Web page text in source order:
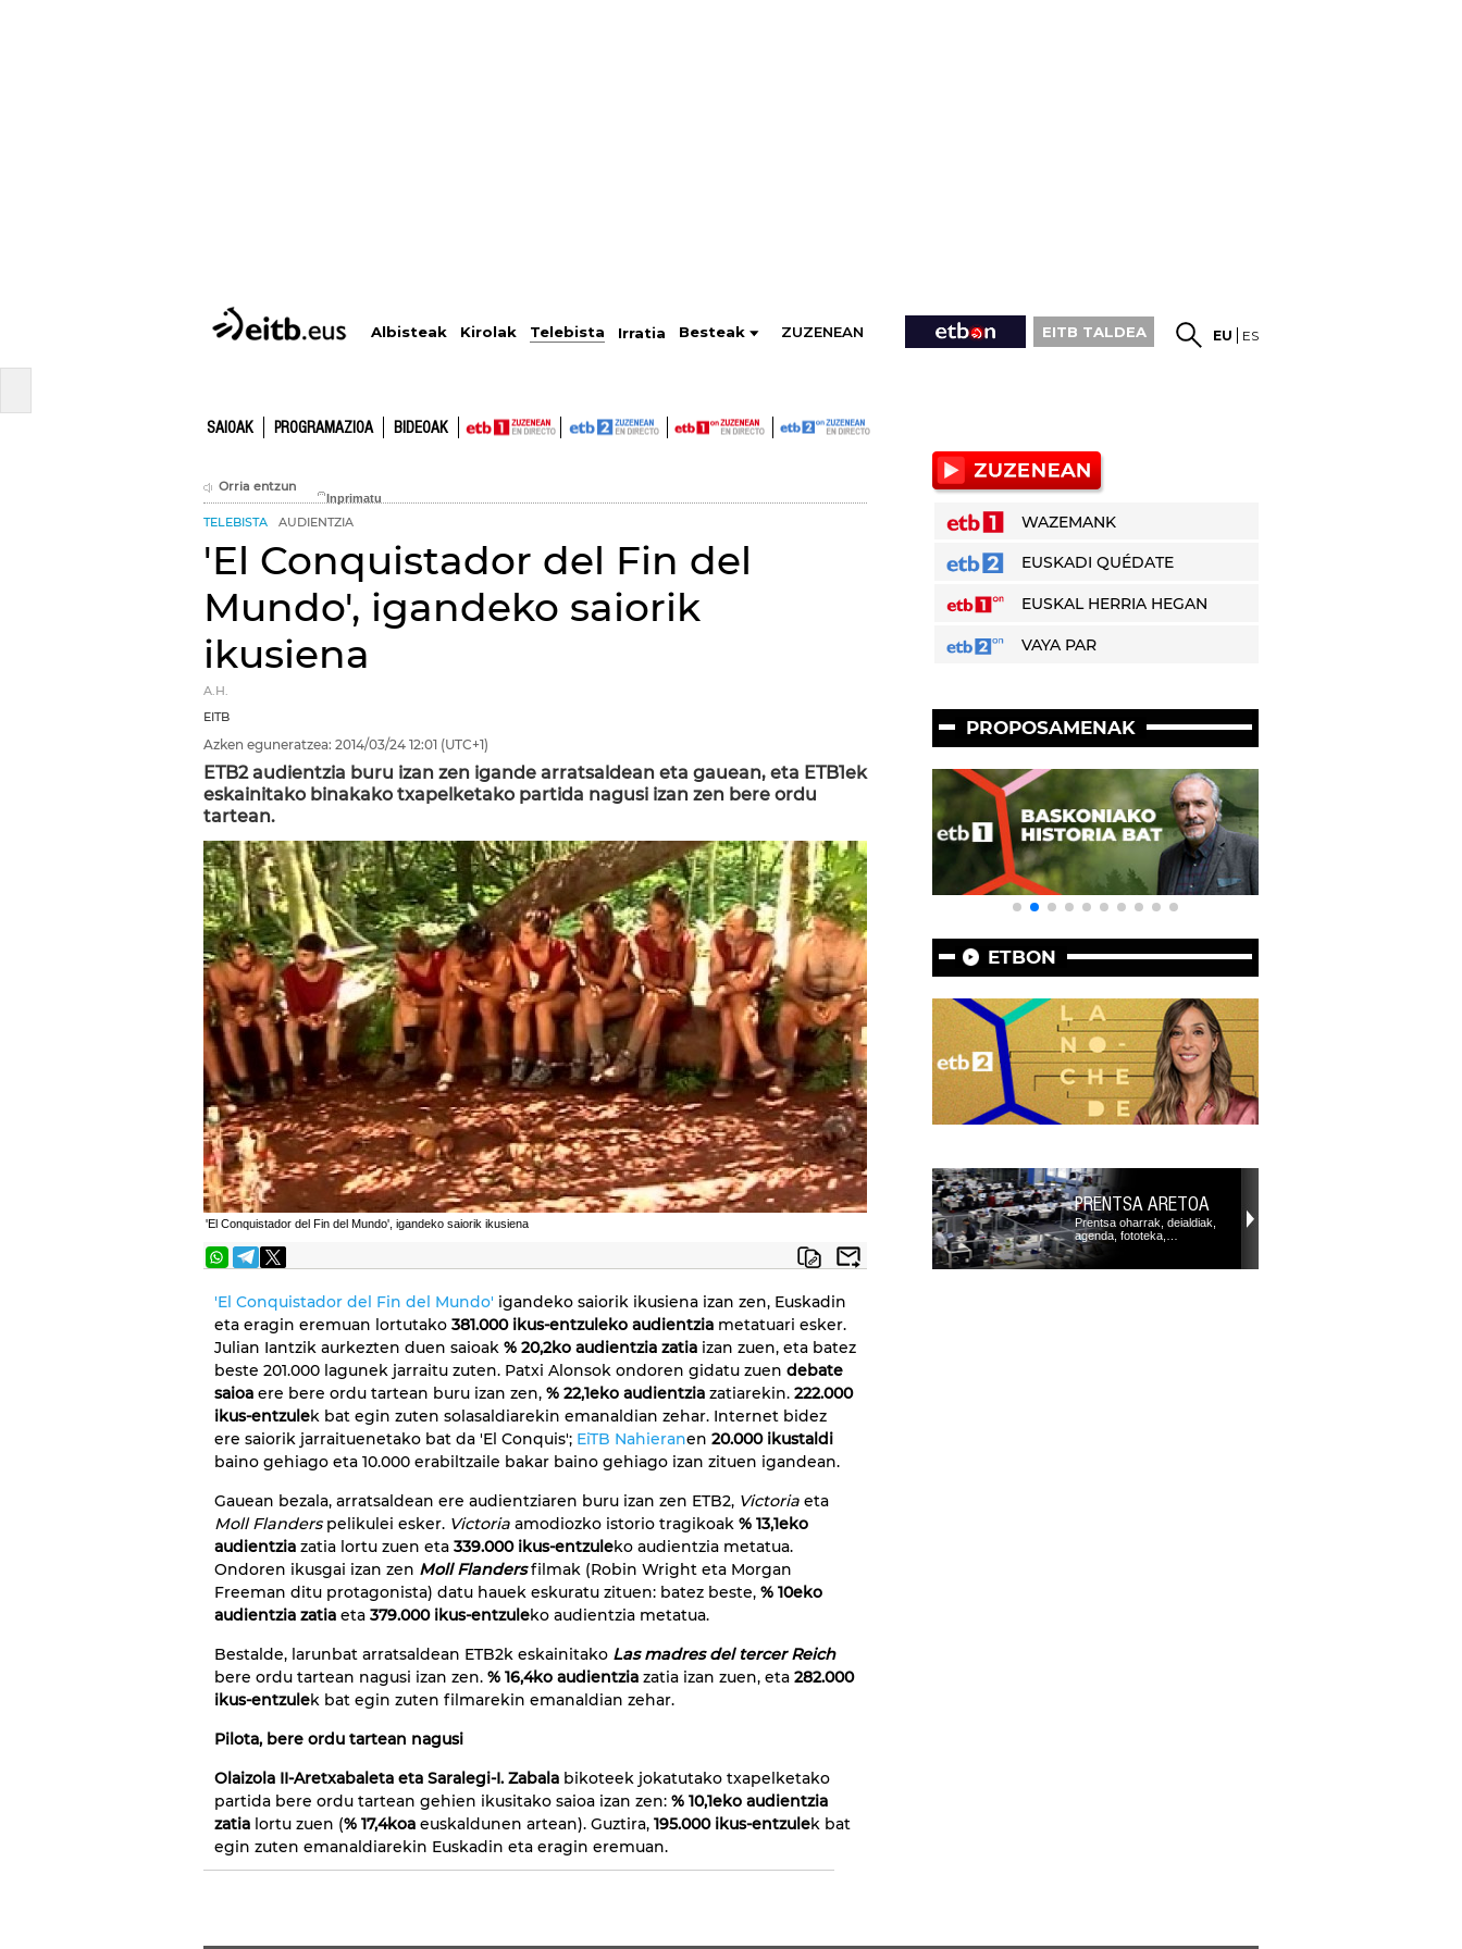
Albisteak Kirolak Telebista Irratia Besteak ZUZENEAN EITB TALDEA EU ES
SAIOAK PROGRAMAZIOA BIDEOAK
Orria entzun
TELEBISTA AUDIENTZIA
'El Conquistador del Fin del
Mundo', igandeko saiorik
ikusiena
A.H.
EITB
Azken eguneratzea: 2014/03/24 12:01 (UTC+1)
ETB2 audientzia buru izan zen igande arratsaldean eta gauean, eta ETB1ek
eskainitako binakako txapelketako partida nagusi izan zen bere ordu
tartean.
'El Conquistador del Fin del Mundo', igandeko saiorik ikusiena
'El Conquistador del Fin del Mundo' igandeko saiorik ikusiena izan zen, Euskadin
eta eragin eremuan lortutako 381.000 ikus-entzuleko audientzia metatuari esker.
Julian Iantzik aurkezten duen saioak % 20,2ko audientzia zatia izan zuen, eta batez
beste 201.000 lagunek jarraitu zuten. Patxi Alonsok ondoren gidatu zuen debate
saioa ere bere ordu tartean buru izan zen, % 22,1eko audientzia zatiarekin. 222.000
ikus-entzulek bat egin zuten solasaldiarekin emanaldian zehar. Internet bidez
ere saiorik jarraituenetako bat da 'El Conquis'; EiTB Nahieranen 20.000 ikustaldi
baino gehiago eta 10.000 erabiltzaile bakar baino gehiago izan zituen igandean.
Gauean bezala, arratsaldean ere audientziaren buru izan zen ETB2, Victoria eta
Moll Flanderspelikulei esker. Victoria amodiozko istorio tragikoak % 13,1eko
audientzia zatia lortu zuen eta 339.000 ikus-entzuleko audientzia metatua.
Ondoren ikusgai izan zen Moll Flandersfilmak (Robin Wright eta Morgan
Freeman ditu protagonista) datu hauek eskuratu zituen: batez beste, % 10eko
audientzia zatia eta 379.000 ikus-entzuleko audientzia metatua.
Bestalde, larunbat arratsaldean ETB2k eskainitako Las madres del tercer Reich
bere ordu tartean nagusi izan zen. % 16,4ko audientzia zatia izan zuen, eta 282.000
ikus-entzulek bat egin zuten filmarekin emanaldian zehar.
Pilota, bere ordu tartean nagusi
Olaizola II-Aretxabaleta eta Saralegi-I. Zabala bikoteek jokatutako txapelketako
partida bere ordu tartean gehien ikusitako saioa izan zen: % 10,1eko audientzia
zatia lortu zuen (% 17,4koa euskaldunen artean). Guztira, 195.000 ikus-entzulek bat
egin zuten emanaldiarekin Euskadin eta eragin eremuan.
WAZEMANK
EUSKADI QUÉDATE
EUSKAL HERRIA HEGAN
VAYA PAR
PROPOSAMENAK
ETBON
PRENTSA ARETOA
Prentsa oharrak, deialdiak,
agenda, fototeka,…